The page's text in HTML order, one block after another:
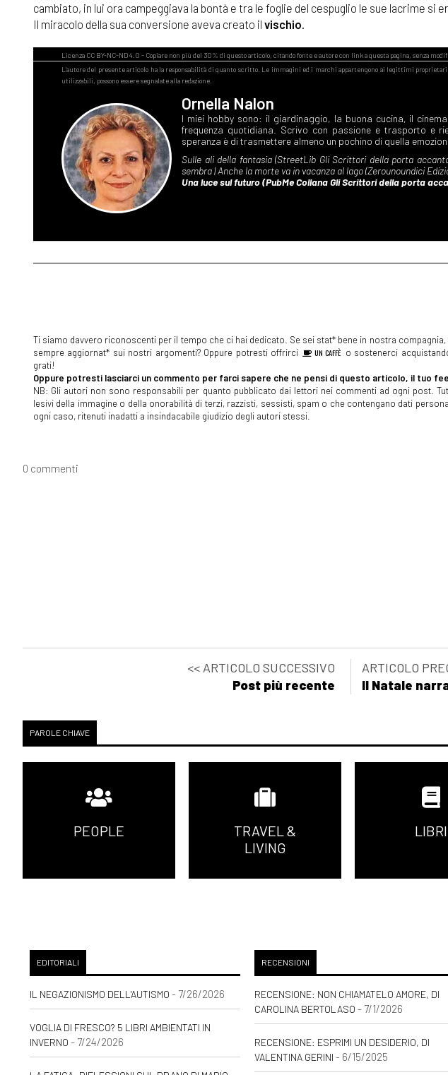
cambiato, in lui ora campeggiava la bontà e tra le foglie del cespuglio le sue lacrime si
Il miracolo della sua conversione aveva creato il vischio.
Ornella Nalon
Ti siamo davvero riconoscenti per il tempo che ci hai dedicato. Se sei stat* bene in nostra
sempre aggiornat* sui nostri argomenti? Oppure potresti offrirci
UN CAFFÈ o sostenerci
grati!
Oppure potresti lasciarci un commento per farci sapere che ne pensi di questo articolo, il tuo
NB: Gli autori non sono responsabili per quanto pubblicato dai lettori nei commenti ad ogni post.
lesivi della immagine o della onorabilità di terzi, razzisti, sessisti, spam o che contengano dati
ogni caso, ritenuti inadatti a insindacabile giudizio degli autori stessi.
0 commenti
<< ARTICOLO SUCCESSIVO
Post più recente
ARTICOLO
Il Natale
PAROLE CHIAVE
PEOPLE
TRAVEL &
LIVING
LIBRI
EDITORIALI
IL NEGAZIONISMO DELL'AUTISMO - 7/26/2026
VOGLIA DI FRESCO? 5 LIBRI AMBIENTATI IN
INVERNO - 7/24/2026
RECENSIONI
RECENSIONE: NON CHIAMATELO AMORE, DI
CAROLINA BERTOLASO - 7/1/2026
RECENSIONE: ESPRIMI UN DESIDERIO, DI
VALENTINA GERINI - 6/15/2025